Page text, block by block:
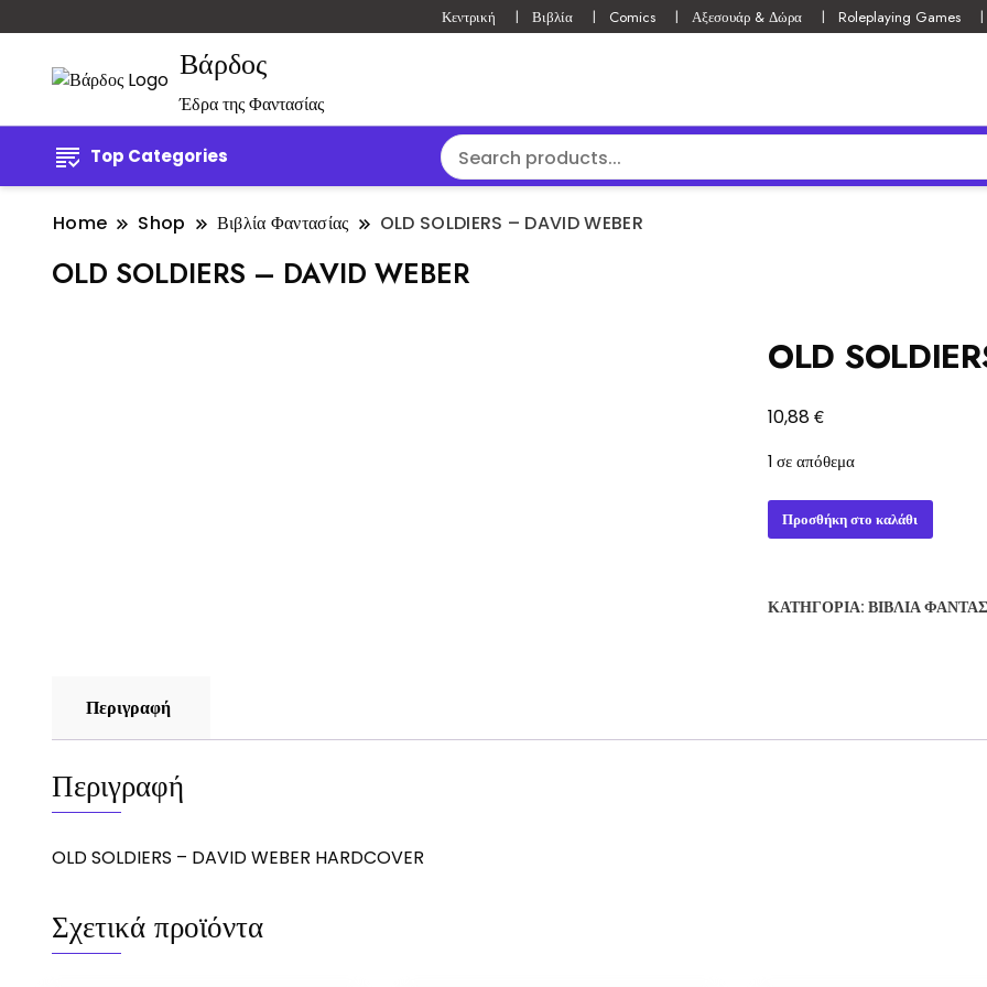
Κεντρική Βιβλία Comics Αξεσουάρ & Δώρα Roleplaying Games
Βάρδος
Έδρα της Φαντασίας
Top Categories
Home Shop Βιβλία Φαντασίας OLD SOLDIERS – DAVID WEBER
OLD SOLDIERS – DAVID WEBER
OLD
10,88€
1 σε απόθεμα
OLD
SOLDIERS
WEBER
Προσθήκη στο καλάθι
ΚΑΤΗΓΟΡΊΑ: ΒΙΒΛΊΑ
Περιγραφή
Περιγραφή
OLD SOLDIERS – DAVID WEBER HARDCOVER
Σχετικά προϊόντα